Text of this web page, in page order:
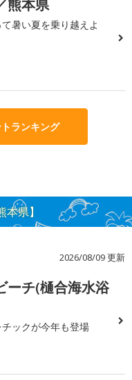
熊本県
暑い夏を乗り越えよ
ランキング
県】
2026/08/09 更新
ーチ(樋合海水浴
ックが今年も登場